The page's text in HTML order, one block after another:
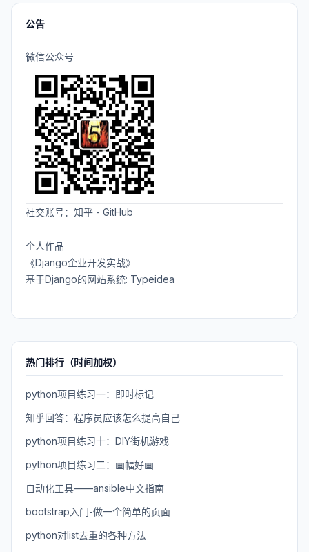
公告
微信公众号
社交账号： 知乎 - GitHub
个人作品
《Django企业开发实战》
基于Django的网站系统: Typeidea
热门排行（时间加权）
python项目练习一：即时标记
知乎回答：程序员应该怎么提高自己
python项目练习十：DIY街机游戏
python项目练习二：画幅好画
自动化工具——ansible中文指南
bootstrap入门-做一个简单的页面
python对list去重的各种方法